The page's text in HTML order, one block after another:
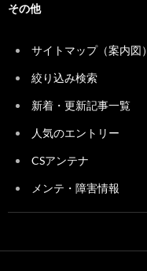
その他
サイトマップ（案内図）
絞り込み検索
新着・更新記事一覧
人気のエントリー
CSアンテナ
メンテ・障害情報